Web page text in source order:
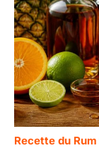
Recette du